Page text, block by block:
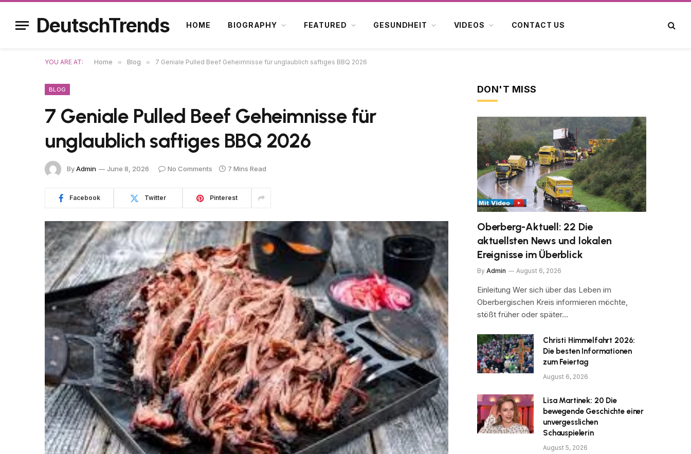
DeutschTrends HOME BIOGRAPHY FEATURED GESUNDHEIT VIDEOS CONTACT US
YOU ARE AT: Home » Blog » 7 Geniale Pulled Beef Geheimnisse für unglaublich saftiges BBQ 2026
BLOG
7 Geniale Pulled Beef Geheimnisse für
unglaublich saftiges BBQ 2026
ByAdmin June 8, 2026 No Comments 7 Mins Read
Facebook Twitter Pinterest
DON'T MISS
Oberberg-Aktuell: 22 Die
aktuellsten News und lokalen
Ereignisse im Überblick
By Admin August 6, 2026
Einleitung Wer sich über das Leben im
Oberbergischen Kreis informieren möchte,
stößt früher oder später…
Christi Himmelfahrt 2026:
Die besten Informationen
zum Feiertag
August 6, 2026
Lisa Martinek: 20 Die
bewegende Geschichte einer
unvergesslichen
Schauspielerin
August 5, 2026